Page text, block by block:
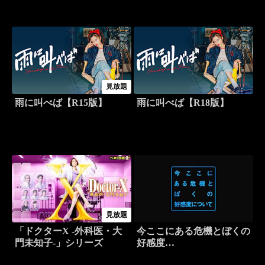
見放題
雨に叫べば【R15版】 雨に叫べば【R18版】
見放題
「ドクターX -外科医・大
門未知子-」シリーズ
今ここにある危機とぼくの
好感度…